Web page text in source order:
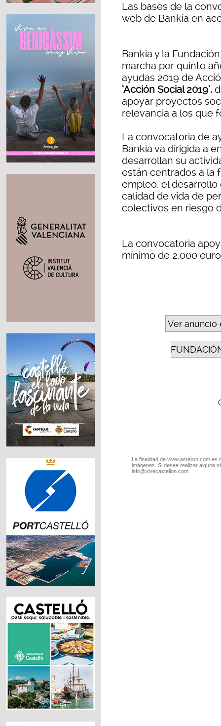
Las bases de la
web de Bankia en
Bankia y la
marcha por quinto
ayudas 2019 de
‘Acción Social 2019’,
apoyar proyectos
relevancia a los que
La convocatoria de
Bankia va dirigida a
desarrollan su
están centrados a la
empleo, el desarrollo
calidad de vida de
colectivos en riesgo
La convocatoria
mínimo de 2.000
Ver anuncio
La finalidad de vivecastellon.com
imágenes. Si desea realizar alguna
info@vivecastellon.com